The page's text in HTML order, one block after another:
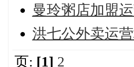
曼玲粥店加盟
洪七公外卖运
页: [1] 2